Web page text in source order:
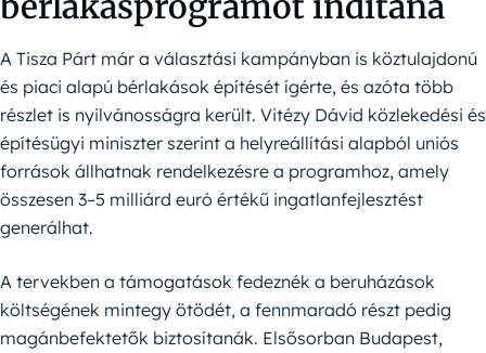
A Tisza Párt már a választási kampányban is köztulajdonú
és piaci alapú bérlakások építését ígérte, és azóta több
részlet is nyilvánosságra került. Vitézy Dávid közlekedési és
építésügyi miniszter szerint a helyreállítási alapból uniós
források állhatnak rendelkezésre a programhoz, amely
összesen 3–5 milliárd euró értékű ingatlanfejlesztést
generálhat.
A tervekben a támogatások fedeznék a beruházások
költségének mintegy ötödét, a fennmaradó részt pedig
magánbefektetők biztosítanák. Elsősorban Budapest,